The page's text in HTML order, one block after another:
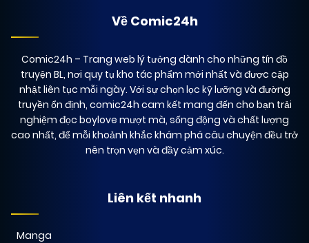
Về Comic24h
Comic24h – Trang web lý tưởng dành cho những tín đồ
truyện BL, nơi quy tụ kho tác phẩm mới nhất và được cập
nhật liên tục mỗi ngày. Với sự chọn lọc kỹ lưỡng và đường
truyền ổn định, comic24h cam kết mang đến cho bạn trải
nghiệm đọc boylove mượt mà, sống động và chất lượng
cao nhất, để mỗi khoảnh khắc khám phá câu chuyện đều trở
nên trọn vẹn và đầy cảm xúc.
Liên kết nhanh
Manga